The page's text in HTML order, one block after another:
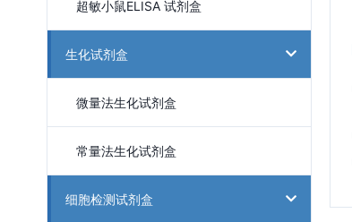
超敏小鼠ELISA 试剂盒
生化试剂盒
微量法生化试剂盒
常量法生化试剂盒
细胞检测试剂盒